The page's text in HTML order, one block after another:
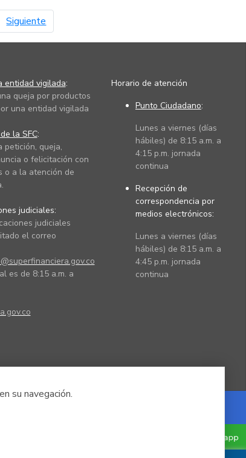
su navegación.
Siguiente
entidad vigilada:
queja por productos
una entidad vigilada
la SFC:
petición, queja,
o felicitación con
o a la atención de
judiciales:
judiciales
el correo
es de 8:15 a.m. a
Horario de atención
Punto Ciudadano:
Lunes a viernes (días
hábiles) de 8:15 a.m. a
4:15 p.m. jornada
continua
Recepción de
correspondencia por
medios electrónicos:
Lunes a viernes (días
hábiles) de 8:15 a.m. a
4:45 p.m. jornada
continua
Powered by Nexura